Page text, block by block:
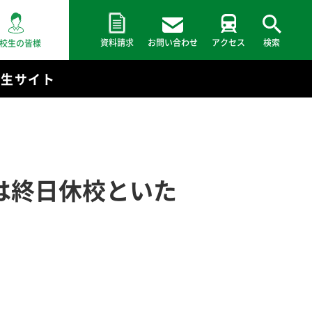
生の皆様 資料請求 お問い合わせ アクセス 検索
サイト
日休校といた